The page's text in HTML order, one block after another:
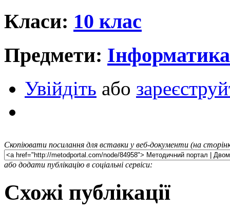
Класи: 10 клас
Предмети: Інформатика
Увійдіть або
Скопіювати посилання для вставки у веб-документи (на
або додати публікацію в соціальні сервіси:
Схожі публікації